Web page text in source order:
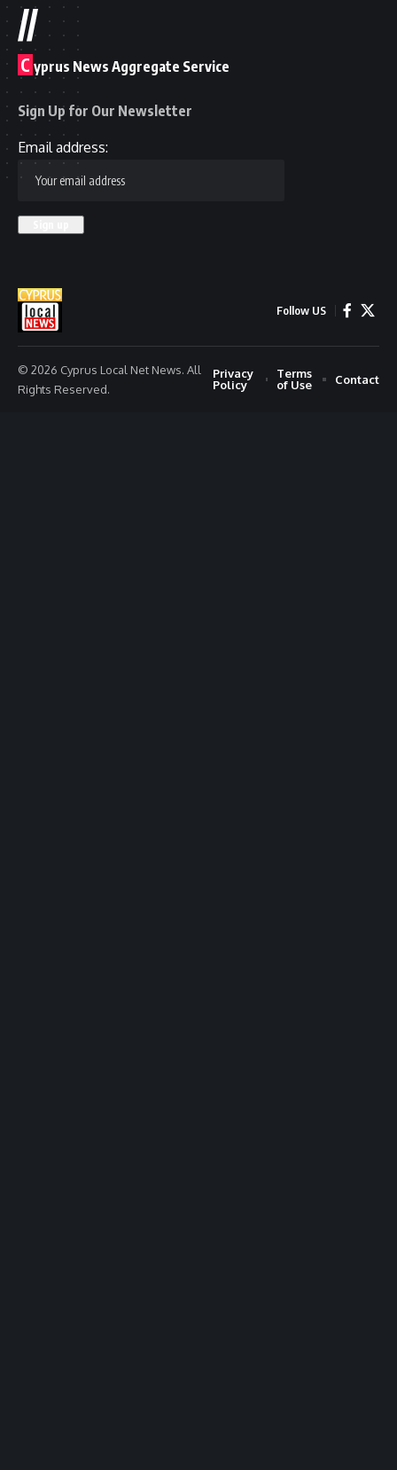
//
C yprus News Aggregate Service
Sign Up for Our Newsletter
Email address:
Follow US
© 2026 Cyprus Local Net News. All
Rights Reserved.
Privacy
Policy
Terms
of Use
Contact